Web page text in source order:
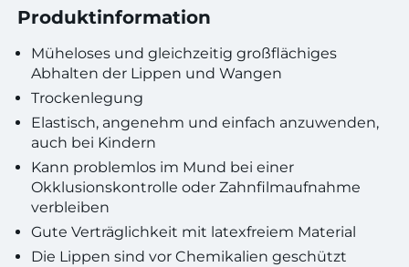
Produktinformation
Müheloses und gleichzeitig großflächiges
Abhalten der Lippen und Wangen
Trockenlegung
Elastisch, angenehm und einfach anzuwenden,
auch bei Kindern
Kann problemlos im Mund bei einer
Okklusionskontrolle oder Zahnfilmaufnahme
verbleiben
Gute Verträglichkeit mit latexfreiem Material
Die Lippen sind vor Chemikalien geschützt